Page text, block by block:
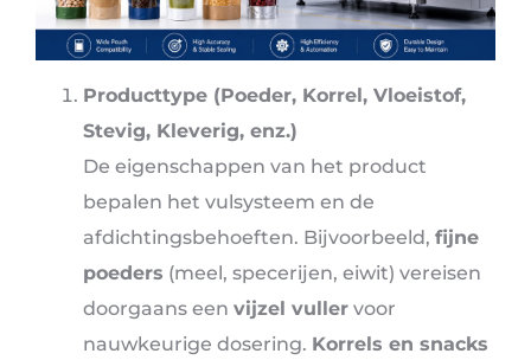
Producttype (Poeder, Korrel, Vloeistof,
Stevig, Kleverig, enz.)
De eigenschappen van het product
bepalen het vulsysteem en de
afdichtingsbehoeften. Bijvoorbeeld, fijne
poeders (meel, specerijen, eiwit) vereisen
doorgaans een vijzel vuller voor
nauwkeurige dosering. Korrels en snacks